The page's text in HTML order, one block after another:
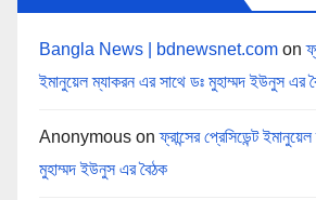
Bangla News | bdnewsnet.com on
ইমানুয়েল ম্যাকরন এর সাথে ডঃ মুহাম্মদ ইউনুস এর
Anonymous onফ্রান্সের প্রেসিডেন্ট
মুহাম্মদ ইউনুস এর বৈঠক